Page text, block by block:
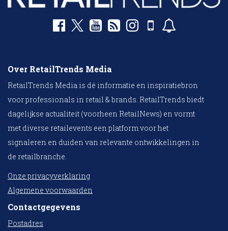
Over RetailTrends Media
RetailTrends Media is dé informatie en inspiratiebron
voor professionals in retail & brands. RetailTrends biedt
dagelijkse actualiteit (voorheen RetailNews) en vormt
met diverse retailevents een platform voor het
signaleren en duiden van relevante ontwikkelingen in
de retailbranche.
Onze privacyverklaring
Algemene voorwaarden
Contactgegevens
Postadres